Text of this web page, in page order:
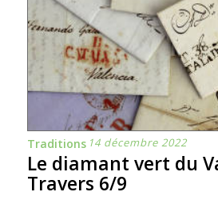
Traditions 14 décembre 2022
Le diamant vert du
Travers 6/9